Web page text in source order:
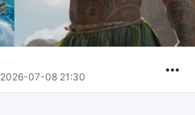
2026-07-08 21:30